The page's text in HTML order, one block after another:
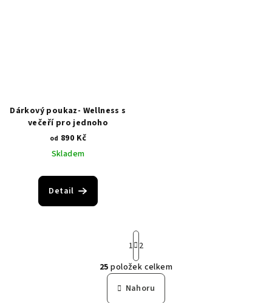
Dárkový poukaz- Wellness s
večeří pro jednoho
od 890 Kč
Skladem
Detail
O
v
S
t
r
á
n
k
1 2
25 položek celkem
Nahoru